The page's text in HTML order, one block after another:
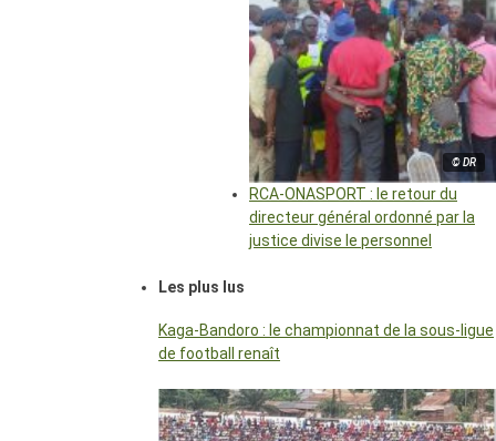
© DR
RCA-ONASPORT : le retour du
directeur général ordonné par la
justice divise le personnel
Les plus lus
Kaga-Bandoro : le championnat de la sous-ligue
de football renaît